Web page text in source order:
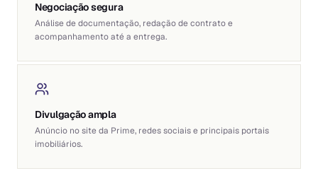
Negociação segura
Análise de documentação, redação de contrato e
acompanhamento até a entrega.
Divulgação ampla
Anúncio no site da Prime, redes sociais e principais portais
imobiliários.